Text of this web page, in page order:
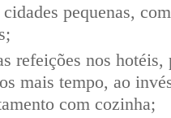
pequenas,
refeições nos hotéis,
mais tempo, ao
com cozinha;